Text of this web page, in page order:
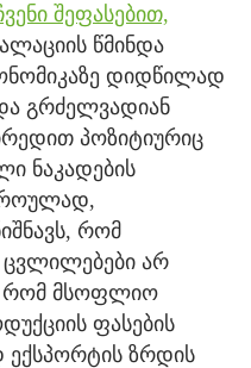
შეფასებით,
წმინდა
დიდწილად
გრძელვადიან
პოზიტიურიც
ნაკადების
რომ
ცვლილებები არ
რომ მსოფლიო
ფასების
ზრდის